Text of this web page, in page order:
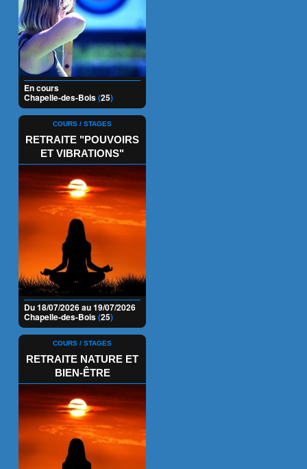
En cours
Chapelle-des-Bois(25)
COURS / STAGES
RETRAITE "POUVOIRS
ET VIBRATIONS"
Du 18/07/2026 au 19/07/2026
Chapelle-des-Bois(25)
COURS / STAGES
RETRAITE NATURE ET
BIEN-ÊTRE